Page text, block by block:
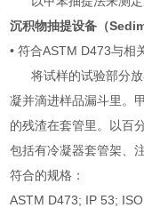
沉积物抽提设备（
• 符合ASTM D473与相
将试样的试验部分放
凝并滴进样品漏斗里。
的残渣在套管里。以百
包括有冷凝器套管架、
符合的规格：
ASTM D473; IP 53;